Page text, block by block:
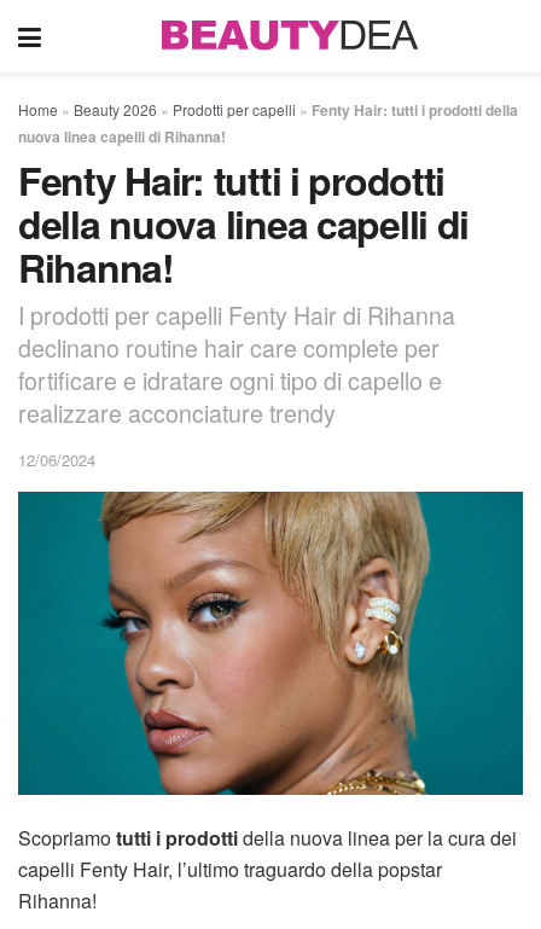
Home » Beauty 2026 » Prodotti per capelli » Fenty Hair: tutti i prodotti della
nuova linea capelli di Rihanna!
Fenty Hair: tutti i prodotti
della nuova linea capelli di
Rihanna!
I prodotti per capelli Fenty Hair di Rihanna
declinano routine hair care complete per
fortificare e idratare ogni tipo di capello e
realizzare acconciature trendy
12/06/2024
Scopriamotutti i prodottidella nuova linea per la cura dei
capelli Fenty Hair, l’ultimo traguardo della popstar
Rihanna!